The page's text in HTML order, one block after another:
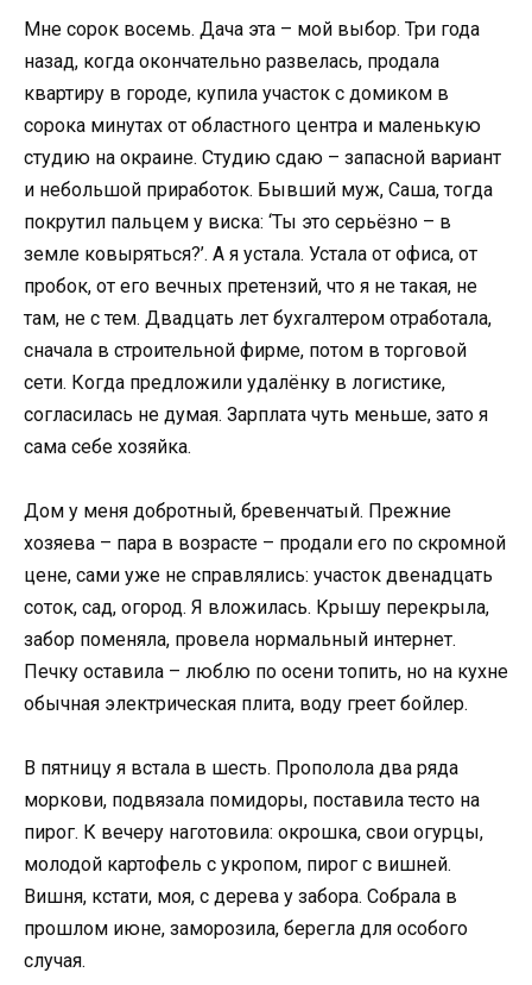
Мне сорок восемь. Дача эта – мой выбор. Три года
назад, когда окончательно развелась, продала
квартиру в городе, купила участок с домиком в
сорока минутах от областного центра и маленькую
студию на окраине. Студию сдаю – запасной вариант
и небольшой приработок. Бывший муж, Саша, тогда
покрутил пальцем у виска: ‘Ты это серьёзно – в
земле ковыряться?’. А я устала. Устала от офиса, от
пробок, от его вечных претензий, что я не такая, не
там, не с тем. Двадцать лет бухгалтером отработала,
сначала в строительной фирме, потом в торговой
сети. Когда предложили удалёнку в логистике,
согласилась не думая. Зарплата чуть меньше, зато я
сама себе хозяйка.
Дом у меня добротный, бревенчатый. Прежние
хозяева – пара в возрасте – продали его по скромной
цене, сами уже не справлялись: участок двенадцать
соток, сад, огород. Я вложилась. Крышу перекрыла,
забор поменяла, провела нормальный интернет.
Печку оставила – люблю по осени топить, но на кухне
обычная электрическая плита, воду греет бойлер.
В пятницу я встала в шесть. Прополола два ряда
моркови, подвязала помидоры, поставила тесто на
пирог. К вечеру наготовила: окрошка, свои огурцы,
молодой картофель с укропом, пирог с вишней.
Вишня, кстати, моя, с дерева у забора. Собрала в
прошлом июне, заморозила, берегла для особого
случая.